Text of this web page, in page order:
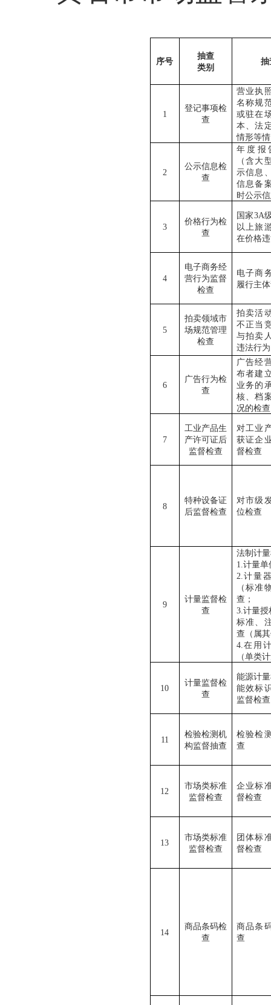
序号
抽查
类别
抽
1
登记事项检
查
营业执
名称规
或驻在
本、法
情形等
2
公示信息检
查
年度报
（含大
示信息
信息备
时公示
3
价格行为检
查
国家3A
以上旅
在价格
4
电子商务经
营行为监督
检查
电子商
履行主
5
拍卖领域市
场规范管理
检查
拍卖活
不正当
与拍卖
违法行
6
广告行为检
查
广告经
布者建
业务的
核、档
况的检查
7
工业产品生
产许可证后
监督检查
对工业
获证企
督检查
8
特种设备证
后监督检查
对市级
位检查
9
计量监督检
查
法制计
1.计量
2.计量
（标准
查；
3.计量授
标准、
查（属
4.在用
（单类
10
计量监督检
查
能源计
能效标
监督检查
11
检验检测机
构监督抽查
检验检
查
12
市场类标准
监督检查
企业标
督检查
13
市场类标准
监督检查
团体标
督检查
14
商品条码检
查
商品条
查